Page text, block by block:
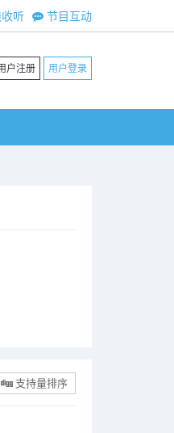
节目互动
听
户注册 用户登录
支持量排序